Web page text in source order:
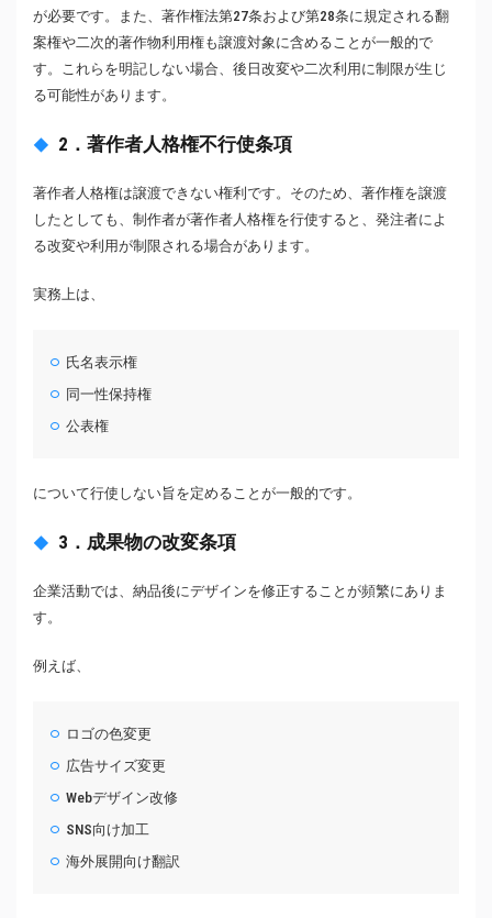
が必要です。また、著作権法第27条および第28条に規定される翻
案権や二次的著作物利用権も譲渡対象に含めることが一般的で
す。これらを明記しない場合、後日改変や二次利用に制限が生じ
る可能性があります。
2．著作者人格権不行使条項
著作者人格権は譲渡できない権利です。そのため、著作権を譲渡
したとしても、制作者が著作者人格権を行使すると、発注者によ
る改変や利用が制限される場合があります。
実務上は、
氏名表示権
同一性保持権
公表権
について行使しない旨を定めることが一般的です。
3．成果物の改変条項
企業活動では、納品後にデザインを修正することが頻繁にありま
す。
例えば、
ロゴの色変更
広告サイズ変更
Webデザイン改修
SNS向け加工
海外展開向け翻訳